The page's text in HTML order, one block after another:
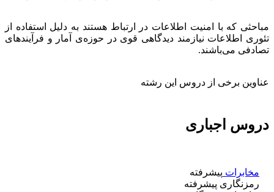
مباحثی که با امنیت اطلاعات در ارتباط هستند به دلیل استفاده از
تئوری اطلاعات نیازمند دیدگاهی قوی در حوزه‌ی آمار و فرآیندهای
تصادفی می‌باشند.
عناوین برخی از دروس این رشته
دروس اجباری
مخابرات پیشرفته
رمزنگاری پیشرفته